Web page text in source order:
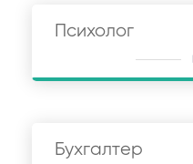
Психолог
Бухгалтер